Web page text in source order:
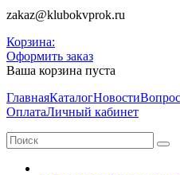
zakaz@klubokvprok.ru
Корзина:
Оформить заказ
Ваша корзина пуста
ГлавнаяКаталогНовости
ОплатаЛичный кабинет